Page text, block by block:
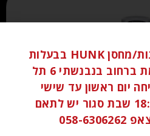
לקוחות נכבדים החנות/מחסן HUNK בבעלות
הבוס הגדול ממוקמת ברחוב בנבנשתי 6 תל
יום ראשון עד שישי
משעה 14:00 ל 18:00 שבת סגור יש לתאם